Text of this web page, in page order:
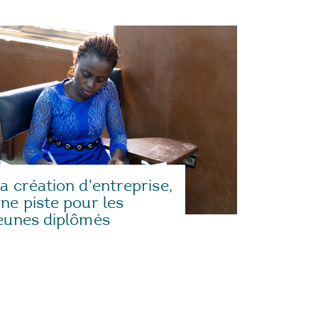
création d'entreprise,
piste pour les
diplômés